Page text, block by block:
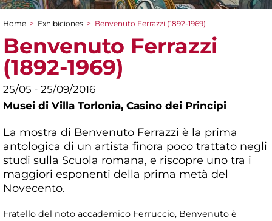
You are here
Home > Exhibiciones > Benvenuto Ferrazzi (1892-1969)
Benvenuto Ferrazzi
(1892-1969)
25/05 - 25/09/2016
Musei di Villa Torlonia, Casino dei Principi
La mostra di Benvenuto Ferrazzi è la prima
antologica di un artista finora poco trattato negli
studi sulla Scuola romana, e riscopre uno tra i
maggiori esponenti della prima metà del
Novecento.
Fratello del noto accademico Ferruccio, Benvenuto è